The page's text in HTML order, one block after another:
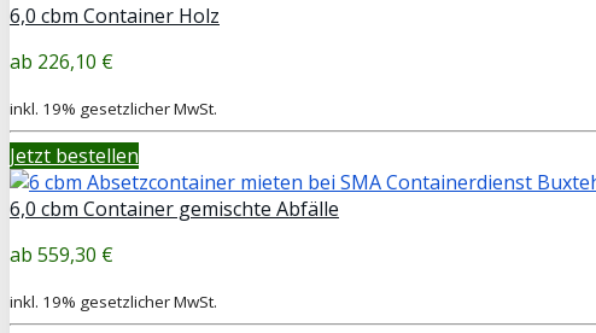
6,0 cbm Container Holz
226,10 €
inkl. 19% gesetzlicher MwSt.
Jetzt bestellen
6,0 cbm Container gemischte Abfälle
559,30 €
inkl. 19% gesetzlicher MwSt.